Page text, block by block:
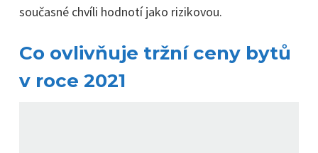
současné chvíli hodnotí jako rizikovou.
Co ovlivňuje tržní ceny bytů
v roce 2021